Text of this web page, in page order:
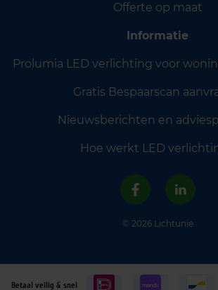
Offerte op maat
Informatie
Prolumia LED verlichting voor
Gratis Bespaarscan
Nieuwsberichten en
Hoe werkt LED
© 2026 Lichtunie
Betaal veilig & snel